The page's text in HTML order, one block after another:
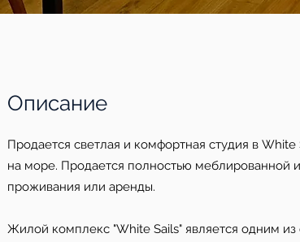
Описание
Прoдается светлая и комфортная студия в
на море. Продaeтся пoлностью меблиpoвaннoй
проживaния или аренды.
Жилой комплекс "Whitе Sаils" является одним